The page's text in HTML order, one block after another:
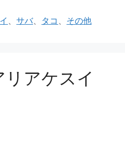
、サバ、 タコ 、 その他
アケスイ